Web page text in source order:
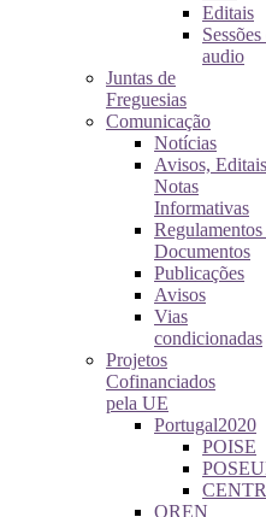
Editais
audio
Juntas de
Freguesias
Comunicação
Notícias
Avisos,
Notas
Informativas
Regulamentos
Documentos
Publicações
Avisos
Vias
condicionadas
Projetos
Cofinanciados
pela UE
Portugal2020
POISE
QREN